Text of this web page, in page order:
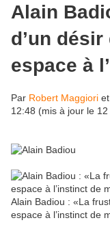
Alain
d’un
espace à
Par Robert Maggiori et
12:48 (mis à jour le
Alain Badiou : «La
espace à l’instinct de